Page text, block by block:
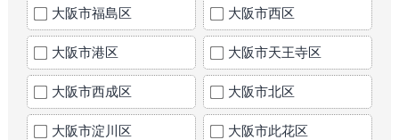
大阪市福島区 大阪市西区
大阪市港区 大阪市天王寺区
大阪市西成区 大阪市北区
大阪市淀川区 大阪市此花区